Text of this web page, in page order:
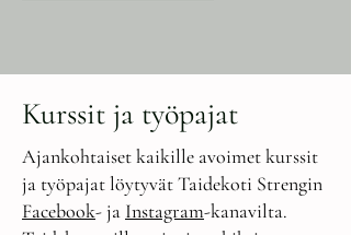
Kurssit ja työpajat
Ajankohtaiset kaikille avoimet kurssit
ja työpajat löytyvät Taidekoti Strengin
Facebook- ja Instagram-kanavilta.